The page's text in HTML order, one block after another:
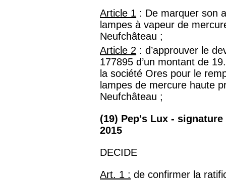
Article 1 : De marquer son
lampes à vapeur de
Neufchâteau ;
Article 2 : d’approuver le
177895 d’un montant de
la société Ores pour le
lampes de mercure haute
Neufchâteau ;
(19) Pep's Lux -
2015
DECIDE
Art. 1 : de confirmer la